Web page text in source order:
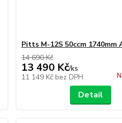
Pitts M-12S 50ccm 1740mm
14 690 Kč
13 490 Kč/ks
11 149 Kč bez DPH
Detail